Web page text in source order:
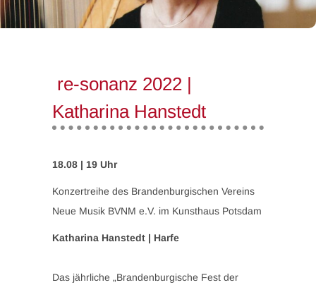
re-sonanz 2022 |
Katharina Hanstedt
18.08 | 19 Uhr
Konzertreihe des Brandenburgischen Vereins
Neue Musik BVNM e.V. im Kunsthaus Potsdam
Katharina Hanstedt | Harfe
Das jährliche „Brandenburgische Fest der